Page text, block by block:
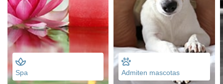
Spa Admiten mascotas